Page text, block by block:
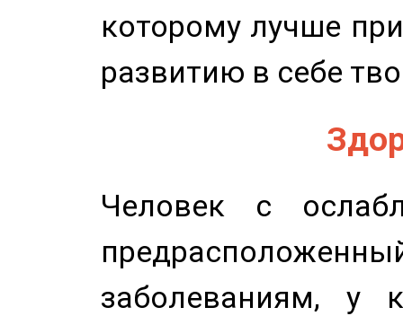
которому лучше
развитию в себе
Человек с
заболеваниям, у